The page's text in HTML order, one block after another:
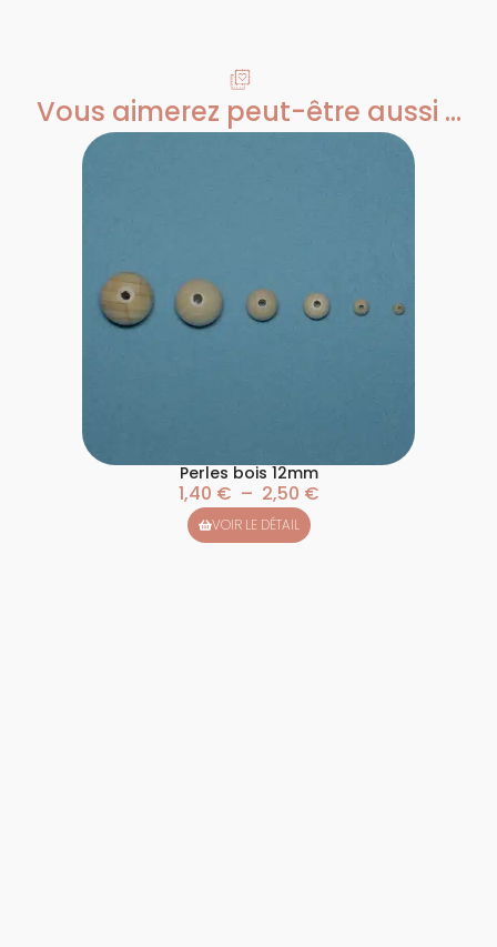
Vous aimerez peut-être aussi ...
Perles bois 12mm
1,40 € – 2,50 €
VOIR LE DÉTAIL